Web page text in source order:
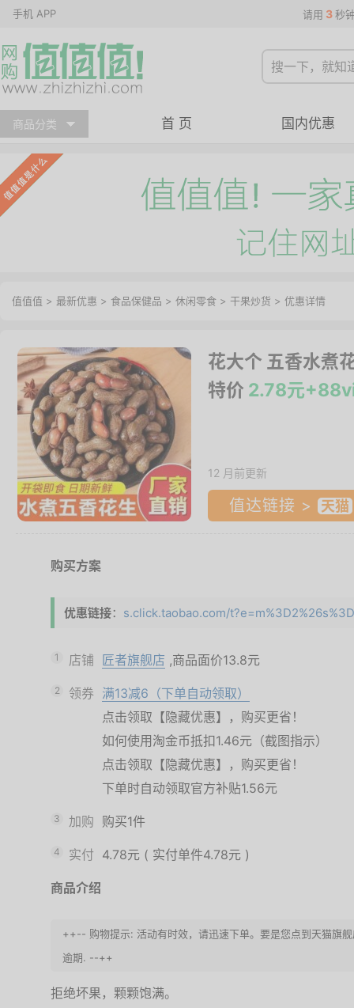
手机 APP 请用 3 秒
商品分类 首 页 国内优惠
值值值 > 最新优惠 > 食品保健品 > 休闲零食 > 干果炒货 > 优惠详情
花大个 五香水煮
特价 2.78元
12 月前更新
值达链接 >
购买方案
优惠链接： s.click.taobao.com/
1 店铺 匠者旗舰店 ,商品面价13.8元
2 领券 满13减6（下单自动领取）
点击领取【隐藏优惠】，购买更省！
如何使用淘金币抵扣1.46元（截图指示）
点击领取【隐藏优惠】，购买更省！
下单时自动领取官方补贴1.56元
3 加购 购买1件
4 实付 4.78元 ( 实付单件4.78元 )
商品介绍
++-- 购物提示: 活动有时效，请迅速下单。要是您点到天猫旗
逾期. --++
拒绝坏果，颗颗饱满。